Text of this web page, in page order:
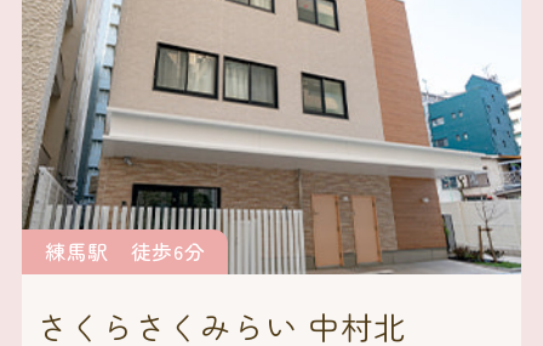
練馬駅 徒歩6分
さくらさくみらい 中村北